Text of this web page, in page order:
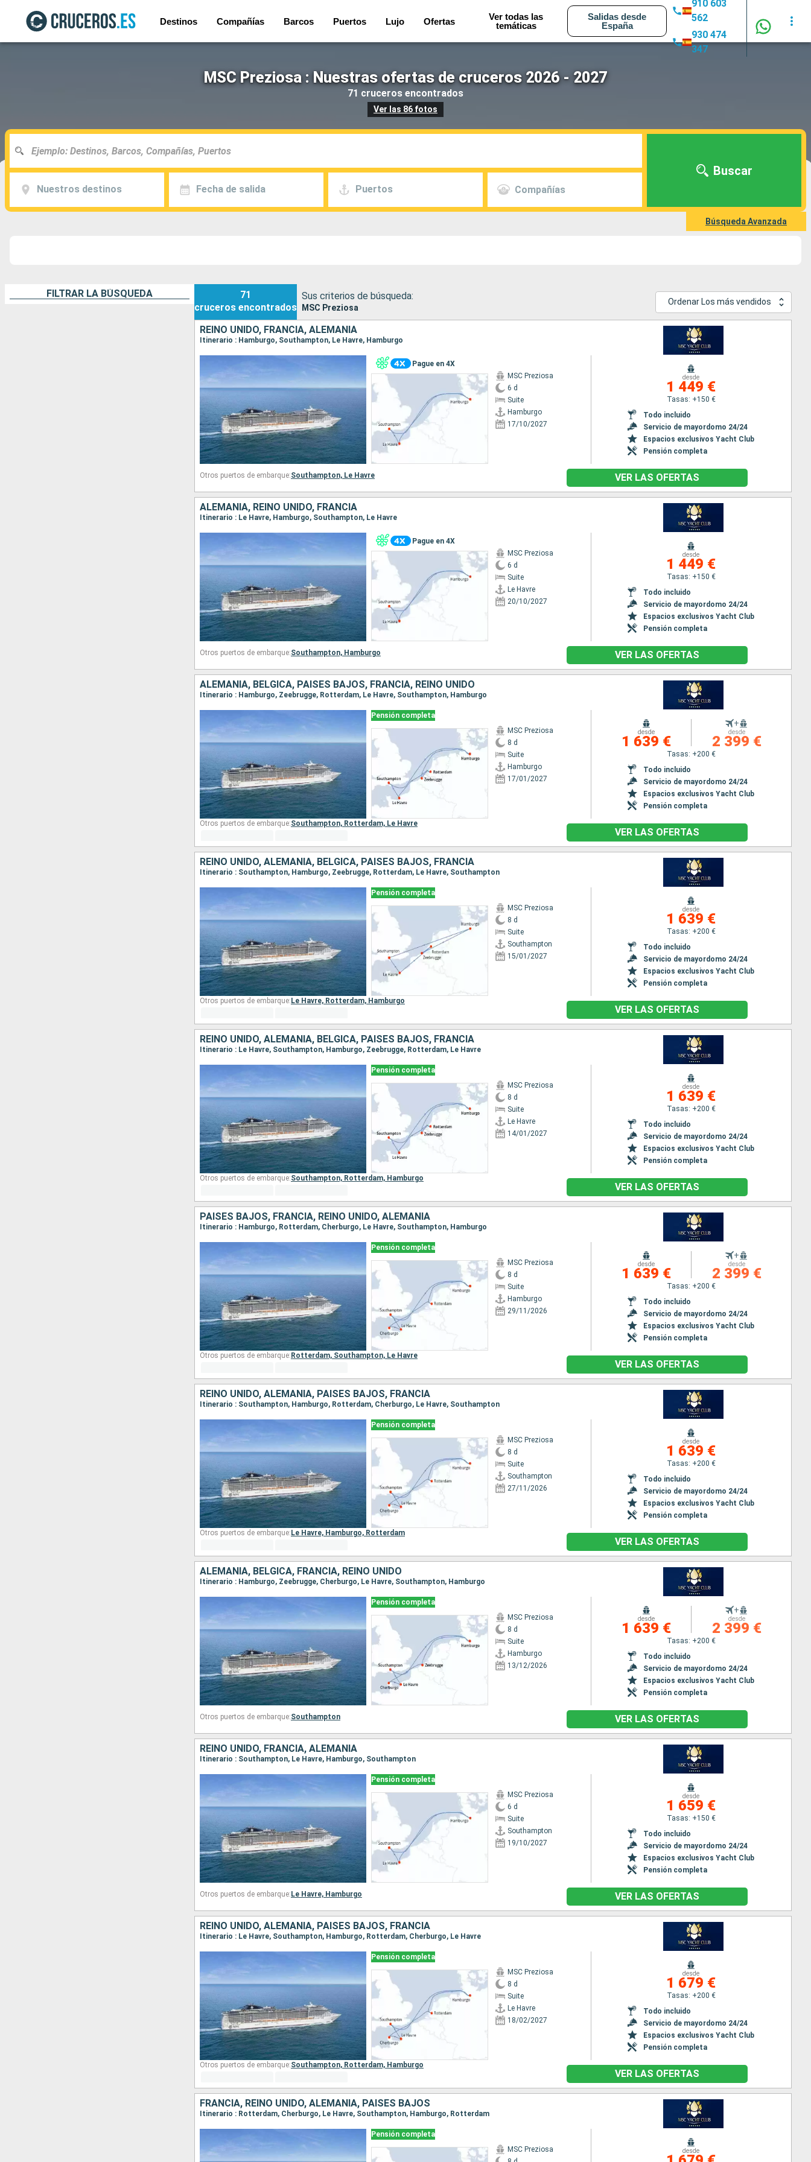
Destinos Compañías Barcos Puertos Lujo Ofertas
Ver todas las
temáticas
Salidas desde
España
910 603
562
930 474
347
MSC Preziosa : Nuestras ofertas de cruceros 2026 - 2027
71 cruceros encontrados
Ver las 86 fotos
Nuestros destinos Fecha de salida Puertos Compañías
Buscar
Búsqueda Avanzada
FILTRAR LA BÚSQUEDA
71
cruceros encontrados
Sus criterios de búsqueda:
MSC Preziosa
Ordenar Los más vendidos
REINO UNIDO, FRANCIA, ALEMANIA
Itinerario : Hamburgo, Southampton, Le Havre, Hamburgo
Pague en 4X
MSC Preziosa
6 d
Suite
Hamburgo
17/10/2027
desde
1 449 €
Tasas: +150 €
Todo incluido
Servicio de mayordomo 24/24
Espacios exclusivos Yacht Club
Pensión completa
Otros puertos de embarque:Southampton, Le Havre VER LAS OFERTAS
ALEMANIA, REINO UNIDO, FRANCIA
Itinerario : Le Havre, Hamburgo, Southampton, Le Havre
Pague en 4X
MSC Preziosa
6 d
Suite
Le Havre
20/10/2027
desde
1 449 €
Tasas: +150 €
Todo incluido
Servicio de mayordomo 24/24
Espacios exclusivos Yacht Club
Pensión completa
Otros puertos de embarque:Southampton, Hamburgo VER LAS OFERTAS
ALEMANIA, BÉLGICA, PAISES BAJOS, FRANCIA, REINO UNIDO
Itinerario : Hamburgo, Zeebrugge, Rotterdam, Le Havre, Southampton, Hamburgo
Pensión completa
MSC Preziosa
8 d
Suite
Hamburgo
17/01/2027
desde
1 639 €
+
desde
2 399 €
Tasas: +200 €
Todo incluido
Servicio de mayordomo 24/24
Espacios exclusivos Yacht Club
Pensión completa
Otros puertos de embarque:Southampton, Rotterdam, Le Havre
VER LAS OFERTAS
REINO UNIDO, ALEMANIA, BÉLGICA, PAISES BAJOS, FRANCIA
Itinerario : Southampton, Hamburgo, Zeebrugge, Rotterdam, Le Havre, Southampton
Pensión completa
MSC Preziosa
8 d
Suite
Southampton
15/01/2027
desde
1 639 €
Tasas: +200 €
Todo incluido
Servicio de mayordomo 24/24
Espacios exclusivos Yacht Club
Pensión completa
Otros puertos de embarque: Le Havre, Rotterdam, Hamburgo
VER LAS OFERTAS
REINO UNIDO, ALEMANIA, BÉLGICA, PAISES BAJOS, FRANCIA
Itinerario : Le Havre, Southampton, Hamburgo, Zeebrugge, Rotterdam, Le Havre
Pensión completa
MSC Preziosa
8 d
Suite
Le Havre
14/01/2027
desde
1 639 €
Tasas: +200 €
Todo incluido
Servicio de mayordomo 24/24
Espacios exclusivos Yacht Club
Pensión completa
Otros puertos de embarque:Southampton, Rotterdam, Hamburgo
VER LAS OFERTAS
PAISES BAJOS, FRANCIA, REINO UNIDO, ALEMANIA
Itinerario : Hamburgo, Rotterdam, Cherburgo, Le Havre, Southampton, Hamburgo
Pensión completa
MSC Preziosa
8 d
Suite
Hamburgo
29/11/2026
desde
1 639 €
+
desde
2 399 €
Tasas: +200 €
Todo incluido
Servicio de mayordomo 24/24
Espacios exclusivos Yacht Club
Pensión completa
Otros puertos de embarque: Rotterdam, Southampton, Le Havre
VER LAS OFERTAS
REINO UNIDO, ALEMANIA, PAISES BAJOS, FRANCIA
Itinerario : Southampton, Hamburgo, Rotterdam, Cherburgo, Le Havre, Southampton
Pensión completa
MSC Preziosa
8 d
Suite
Southampton
27/11/2026
desde
1 639 €
Tasas: +200 €
Todo incluido
Servicio de mayordomo 24/24
Espacios exclusivos Yacht Club
Pensión completa
Otros puertos de embarque: Le Havre, Hamburgo, Rotterdam
VER LAS OFERTAS
ALEMANIA, BÉLGICA, FRANCIA, REINO UNIDO
Itinerario : Hamburgo, Zeebrugge, Cherburgo, Le Havre, Southampton, Hamburgo
Pensión completa
MSC Preziosa
8 d
Suite
Hamburgo
13/12/2026
desde
1 639 €
+
desde
2 399 €
Tasas: +200 €
Todo incluido
Servicio de mayordomo 24/24
Espacios exclusivos Yacht Club
Pensión completa
Otros puertos de embarque:Southampton VER LAS OFERTAS
REINO UNIDO, FRANCIA, ALEMANIA
Itinerario : Southampton, Le Havre, Hamburgo, Southampton
Pensión completa
MSC Preziosa
6 d
Suite
Southampton
19/10/2027
desde
1 659 €
Tasas: +150 €
Todo incluido
Servicio de mayordomo 24/24
Espacios exclusivos Yacht Club
Pensión completa
Otros puertos de embarque: Le Havre, Hamburgo VER LAS OFERTAS
REINO UNIDO, ALEMANIA, PAISES BAJOS, FRANCIA
Itinerario : Le Havre, Southampton, Hamburgo, Rotterdam, Cherburgo, Le Havre
Pensión completa
MSC Preziosa
8 d
Suite
Le Havre
18/02/2027
desde
1 679 €
Tasas: +200 €
Todo incluido
Servicio de mayordomo 24/24
Espacios exclusivos Yacht Club
Pensión completa
Otros puertos de embarque:Southampton, Rotterdam, Hamburgo
VER LAS OFERTAS
FRANCIA, REINO UNIDO, ALEMANIA, PAISES BAJOS
Itinerario : Rotterdam, Cherburgo, Le Havre, Southampton, Hamburgo, Rotterdam
Pensión completa
MSC Preziosa
desde